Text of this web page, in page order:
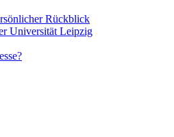
Rückblick
Universität Leipzig